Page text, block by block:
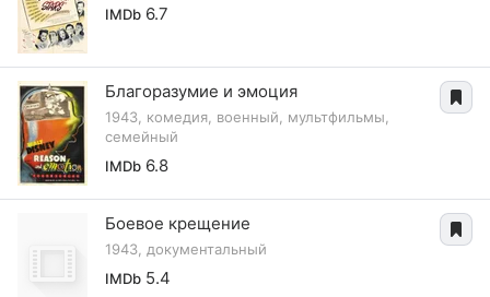
IMDb 6.7
Благоразумие и эмоция
1943, комедия, военный, мультфильмы,
семейный
IMDb 6.8
Боевое крещение
1943, документальный
IMDb 5.4